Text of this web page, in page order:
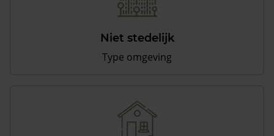
Niet stedelijk
Type omgeving